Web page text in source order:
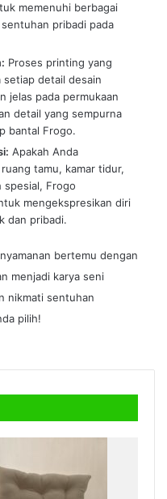
memenuhi berbagai
pribadi pada
Proses printing yang
setiap detail desain
jelas pada permukaan
detail yang sempurna
bantal Frogo.
Apakah Anda
tamu, kamar tidur,
spesial, Frogo
mengekspresikan diri
dan pribadi.
bertemu dengan
menjadi karya seni
nikmati sentuhan
pilih!